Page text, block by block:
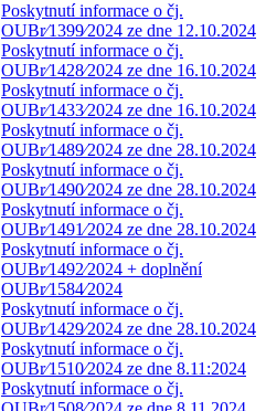
Poskytnutí informace o čj.
OUBr⁄1399⁄2024 ze dne 12.10.2024
Poskytnutí informace o čj.
OUBr⁄1428⁄2024 ze dne 16.10.2024
Poskytnutí informace o čj.
OUBr⁄1433⁄2024 ze dne 16.10.2024
Poskytnutí informace o čj.
OUBr⁄1489⁄2024 ze dne 28.10.2024
Poskytnutí informace o čj.
OUBr⁄1490⁄2024 ze dne 28.10.2024
Poskytnutí informace o čj.
OUBr⁄1491⁄2024 ze dne 28.10.2024
Poskytnutí informace o čj.
OUBr⁄1492⁄2024 + doplnění
OUBr⁄1584⁄2024
Poskytnutí informace o čj.
OUBr⁄1429⁄2024 ze dne 28.10.2024
Poskytnutí informace o čj.
OUBr⁄1510⁄2024 ze dne 8.11:2024
Poskytnutí informace o čj.